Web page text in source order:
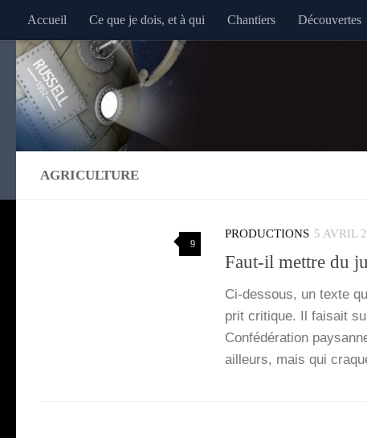
Au dessous du contenu
Accueil Ce que je dois, et à qui Chantiers Découvertes
AGRICULTURE
9
PRODUCTIONS 5 AVRIL
Faut-il mettre du
Ci-des­­sous, un texte
prit cri­tique. Il fai­sait
Confé­dé­ra­tion
ailleurs, mais qui